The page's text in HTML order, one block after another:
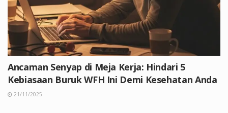
Ancaman Senyap di Meja Kerja: Hindari 5
Kebiasaan Buruk WFH Ini Demi Kesehatan Anda
21/11/2025